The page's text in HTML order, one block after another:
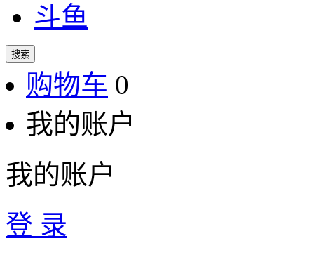
斗鱼
搜索
购物车 0
我的账户
我的账户
登 录